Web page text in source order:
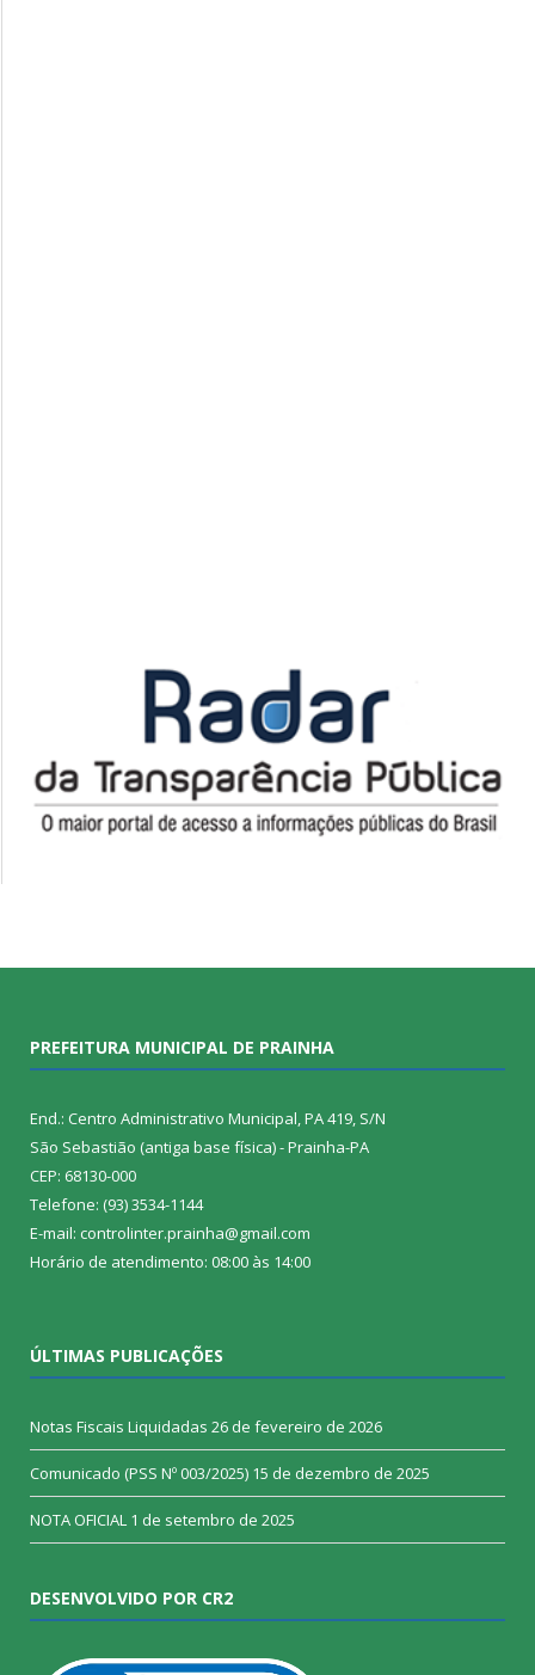
PREFEITURA MUNICIPAL DE PRAINHA
End.: Centro Administrativo Municipal, PA 419, S/N
São Sebastião (antiga base física) - Prainha-PA
CEP: 68130-000
Telefone: (93) 3534-1144
E-mail: controlinter.prainha@gmail.com
Horário de atendimento: 08:00 às 14:00
ÚLTIMAS PUBLICAÇÕES
Notas Fiscais Liquidadas 26 de fevereiro de 2026
Comunicado (PSS Nº 003/2025) 15 de dezembro de 2025
NOTA OFICIAL 1 de setembro de 2025
DESENVOLVIDO POR CR2